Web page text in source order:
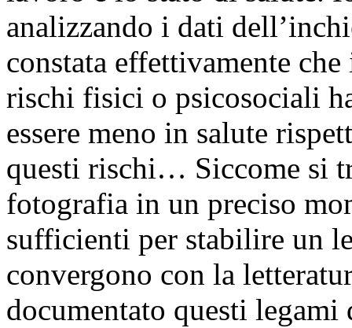
analizzando i dati
constata effettivamente
rischi fisici o psicosociali
essere meno in salute
questi rischi… Siccome si
fotografia in un preciso
sufficienti per stabilire un
convergono con la
documentato questi legami